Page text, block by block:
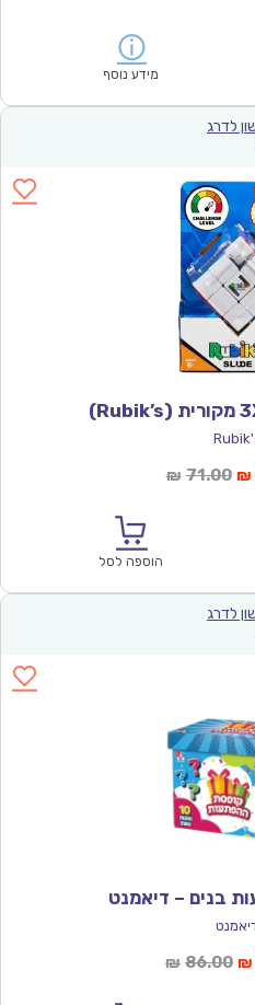
מידע נוסף
לדרג
₪ 71.00 ₪
הוספה לסל
לדרג
בנים – דיאמנט
₪ 86.00 ₪